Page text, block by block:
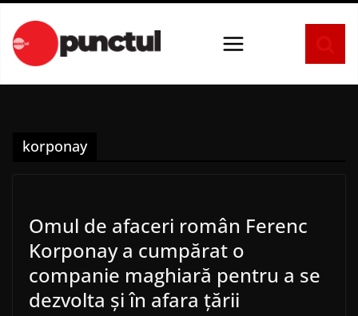
conținut
korponay
Omul de afaceri român Ferenc
Korponay a cumpărat o
companie maghiară pentru a se
dezvolta și în afara țării